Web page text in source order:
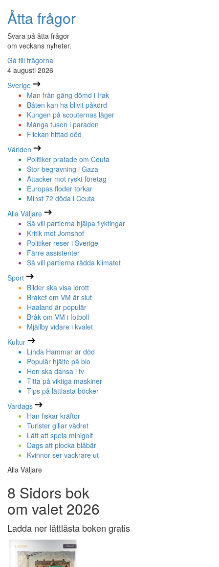
Åtta frågor
Svara på åtta frågor
om veckans nyheter.
Gå till frågorna
4 augusti 2026
Sverige
Man från gäng dömd i Irak
Båten kan ha blivit påkörd
Kungen på scouternas läger
Många tusen i paraden
Flickan hittad död
Världen
Politiker pratade om Ceuta
Stor begravning i Gaza
Attacker mot ryskt företag
Europas floder torkar
Minst 72 döda i Ceuta
Alla Väljare
Så vill partierna hjälpa flyktingar
Kritik mot Jomshof
Politiker reser i Sverige
Färre assistenter
Så vill partierna rädda klimatet
Sport
Bilder ska visa idrott
Bråket om VM är slut
Haaland är populär
Bråk om VM i fotboll
Mjällby vidare i kvalet
Kultur
Linda Hammar är död
Populär hjälte på bio
Hon ska dansa i tv
Titta på viktiga maskiner
Tips på lättlästa böcker
Vardags
Han fiskar kräftor
Turister gillar vädret
Lätt att spela minigolf
Dags att plocka blåbär
Kvinnor ser vackrare ut
Alla Väljare
8 Sidors bok
om valet 2026
Ladda ner lättlästa boken gratis